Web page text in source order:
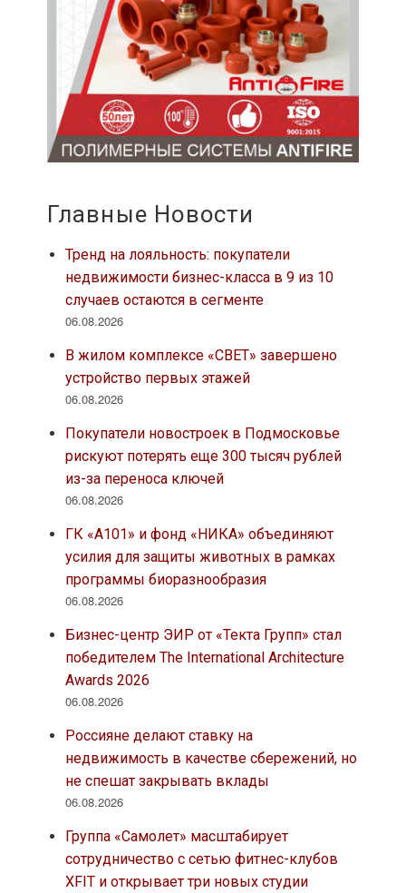
Главные Новости
Тренд на лояльность: покупатели
недвижимости бизнес-класса в 9 из 10
случаев остаются в сегменте
06.08.2026
В жилом комплексе «СВЕТ» завершено
устройство первых этажей
06.08.2026
Покупатели новостроек в Подмосковье
рискуют потерять еще 300 тысяч рублей
из-за переноса ключей
06.08.2026
ГК «А101» и фонд «НИКА» объединяют
усилия для защиты животных в рамках
программы биоразнообразия
06.08.2026
Бизнес-центр ЭИР от «Текта Групп» стал
победителем The International Architecture
Awards 2026
06.08.2026
Россияне делают ставку на
недвижимость в качестве сбережений, но
не спешат закрывать вклады
06.08.2026
Группа «Самолет» масштабирует
сотрудничество с сетью фитнес-клубов
XFIT и открывает три новых студии